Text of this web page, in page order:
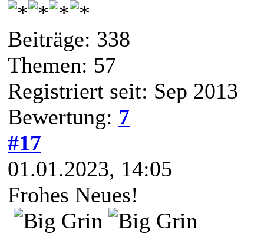
Beiträge: 338
Themen: 57
Registriert seit: Sep 2013
Bewertung: 7
#17
01.01.2023, 14:05
Frohes Neues!